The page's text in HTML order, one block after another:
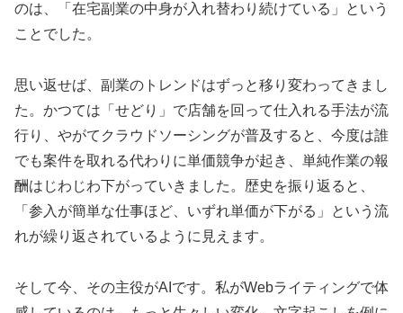
のは、「在宅副業の中身が入れ替わり続けている」という
ことでした。
思い返せば、副業のトレンドはずっと移り変わってきまし
た。かつては「せどり」で店舗を回って仕入れる手法が流
行り、やがてクラウドソーシングが普及すると、今度は誰
でも案件を取れる代わりに単価競争が起き、単純作業の報
酬はじわじわ下がっていきました。歴史を振り返ると、
「参入が簡単な仕事ほど、いずれ単価が下がる」という流
れが繰り返されているように見えます。
そして今、その主役がAIです。私がWebライティングで体